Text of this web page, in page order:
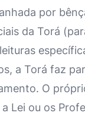
por
da Torá
a Torá faz
O
Lei ou os